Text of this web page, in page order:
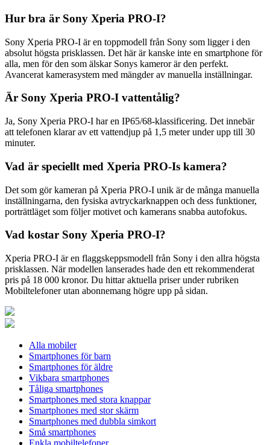
Hur bra är Sony Xperia PRO-I?
Sony Xperia PRO-I är en toppmodell från Sony som ligger i den
absolut högsta prisklassen. Det här är kanske inte en smartphone för
alla, men för den som älskar Sonys kameror är den perfekt.
Avancerat kamerasystem med mängder av manuella inställningar.
Är Sony Xperia PRO-I vattentålig?
Ja, Sony Xperia PRO-I har en IP65/68-klassificering. Det innebär
att telefonen klarar av ett vattendjup på 1,5 meter under upp till 30
minuter.
Vad är speciellt med Xperia PRO-Is kamera?
Det som gör kameran på Xperia PRO-I unik är de många manuella
inställningarna, den fysiska avtryckarknappen och dess funktioner,
porträttläget som följer motivet och kamerans snabba autofokus.
Vad kostar Sony Xperia PRO-I?
Xperia PRO-I är en flaggskeppsmodell från Sony i den allra högsta
prisklassen. När modellen lanserades hade den ett rekommenderat
pris på 18 000 kronor. Du hittar aktuella priser under rubriken
Mobiltelefoner utan abonnemang högre upp på sidan.
Alla mobiler
Smartphones för barn
Smartphones för äldre
Vikbara smartphones
Tåliga smartphones
Smartphones med stora knappar
Smartphones med stor skärm
Smartphones med dubbla simkort
Små smartphones
Enkla mobiltelefoner